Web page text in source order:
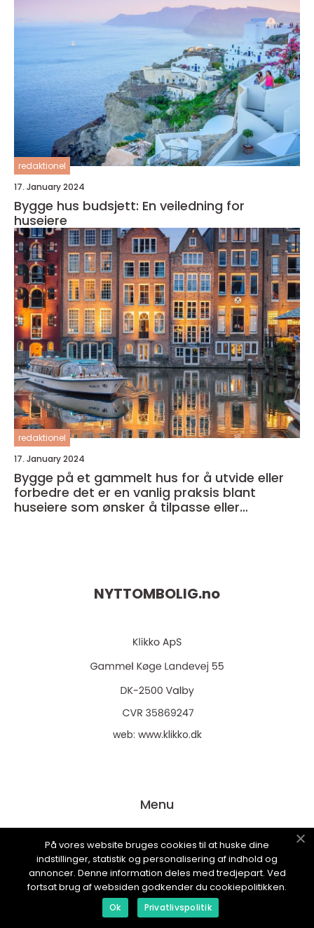
redaktionel
17. January 2024
Bygge hus budsjett: En veiledning for
huseiere
redaktionel
17. January 2024
Bygge på et gammelt hus for å utvide eller
forbedre det er en vanlig praksis blant
huseiere som ønsker å tilpasse eller
NYTTOMBOLIG.no
web: www.klikko.dk
Menu
Reklame
Om oss
Cookies
Kontakt Oss
På vores website bruges cookies til at huske dine
indstillinger, statistik og personalisering af indhold og
annoncer. Denne information deles med tredjepart. Ved
fortsat brug af websiden godkender du cookiepolitikken.
Ok Privatlivspolitik